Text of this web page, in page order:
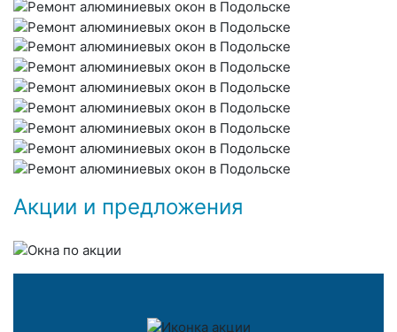
Акции и предложения